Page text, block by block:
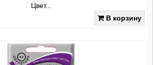
Цвет...
В корзину